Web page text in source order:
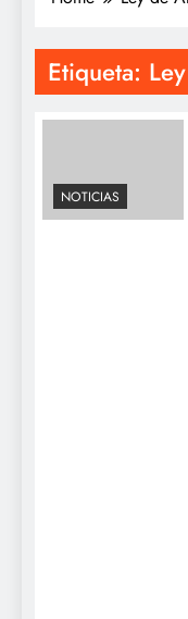
Etiqueta:
NOTICIAS